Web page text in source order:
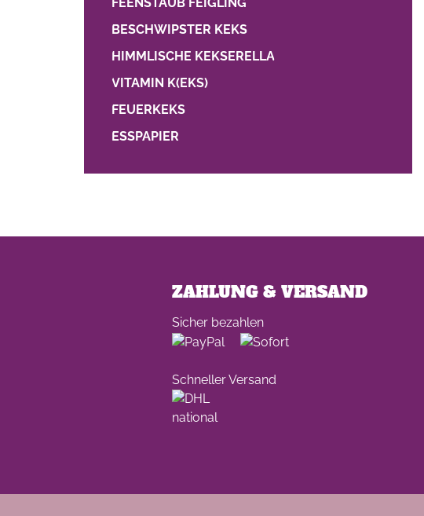
BESCHWIPSTER KEKS
HIMMLISCHE KEKSERELLA
VITAMIN K(EKS)
FEUERKEKS
ESSPAPIER
ZAHLUNG & VERSAND
Sicher bezahlen
Schneller Versand